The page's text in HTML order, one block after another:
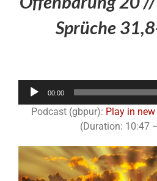
Sprüche
00:00
Podcast (gbpur): Play in
(Duration: 10:47